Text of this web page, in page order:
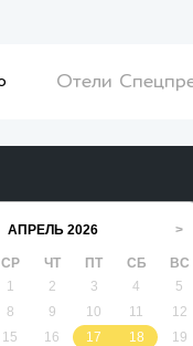
Отели
АПРЕЛЬ 2026 >
СР ЧТ ПТ СБ
ВС
1
2 3 4
5
8 9 10 11
12
15 16 17 18
19